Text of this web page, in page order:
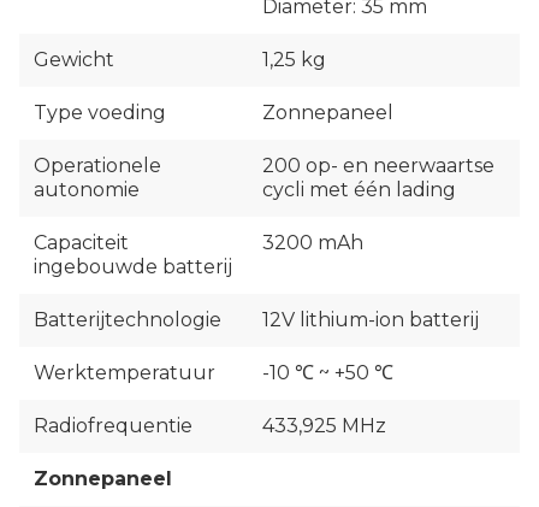
Diameter: 35 mm
Gewicht 1,25 kg
Type voeding Zonnepaneel
Operationele
autonomie
200 op- en neerwaartse
cycli met één lading
Capaciteit
ingebouwde batterij
3200 mAh
Batterijtechnologie 12V lithium-ion batterij
Werktemperatuur -10 ℃ ~ +50 ℃
Radiofrequentie 433,925 MHz
Zonnepaneel